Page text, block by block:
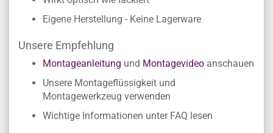
Eigene Herstellung - Keine Lagerware
Unsere Empfehlung
Montageanleitung und Montagevideo anschauen
Unsere Montageflüssigkeit und
Montagewerkzeug verwenden
Wichtige Informationen unter FAQ lesen